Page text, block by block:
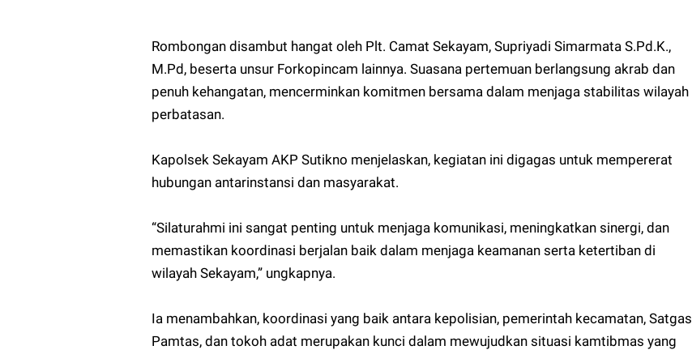
Rombongan disambut hangat oleh Plt. Camat Sekayam, Supriyadi Simarmata S.Pd.K.,
M.Pd, beserta unsur Forkopincam lainnya. Suasana pertemuan berlangsung akrab dan
penuh kehangatan, mencerminkan komitmen bersama dalam menjaga stabilitas wilayah
perbatasan.
Kapolsek Sekayam AKP Sutikno menjelaskan, kegiatan ini digagas untuk mempererat
hubungan antarinstansi dan masyarakat.
“Silaturahmi ini sangat penting untuk menjaga komunikasi, meningkatkan sinergi, dan
memastikan koordinasi berjalan baik dalam menjaga keamanan serta ketertiban di
wilayah Sekayam,” ungkapnya.
Ia menambahkan, koordinasi yang baik antara kepolisian, pemerintah kecamatan, Satgas
Pamtas, dan tokoh adat merupakan kunci dalam mewujudkan situasi kamtibmas yang